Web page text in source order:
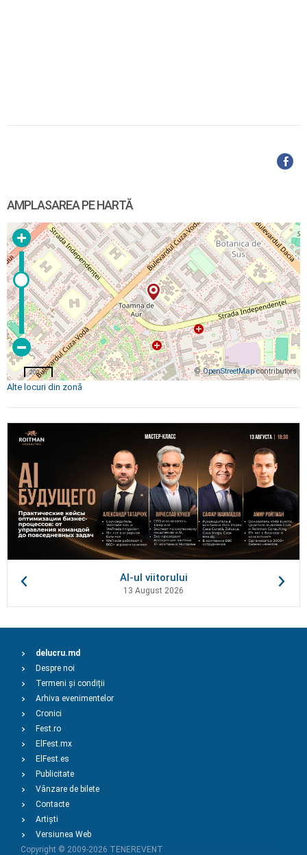
AMPLASAREA PE HARTĂ
©OpenStreetMapcontributors
200 m
Alte locuri din zonă
AI-ul viitorului
13 August 2026
delucru.md
Despre noi
Termeni și condiții
Arhiva evenimentelor
Cronici
Fest.ro
ElFest.mx
ElFest.es
Publicitate
Vânzare de bilete
Contacte
Artiști
Versiunea Web
Copyright © 2009-2026 TENEREVENT